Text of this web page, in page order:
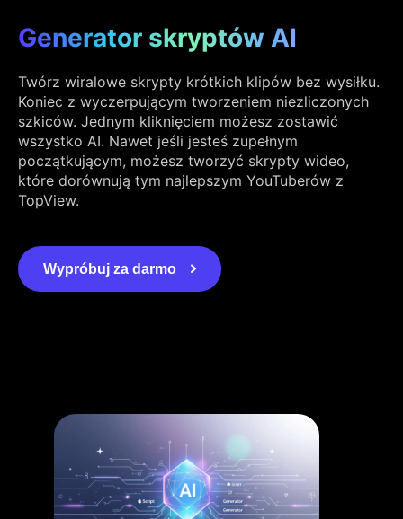
Generator skryptów AI
Twórz wiralowe skrypty krótkich klipów bez wysiłku.
Koniec z wyczerpującym tworzeniem niezliczonych
szkiców. Jednym kliknięciem możesz zostawić
wszystko AI. Nawet jeśli jesteś zupełnym
początkującym, możesz tworzyć skrypty wideo,
które dorównują tym najlepszym YouTuberów z
TopView.
Wypróbuj za darmo